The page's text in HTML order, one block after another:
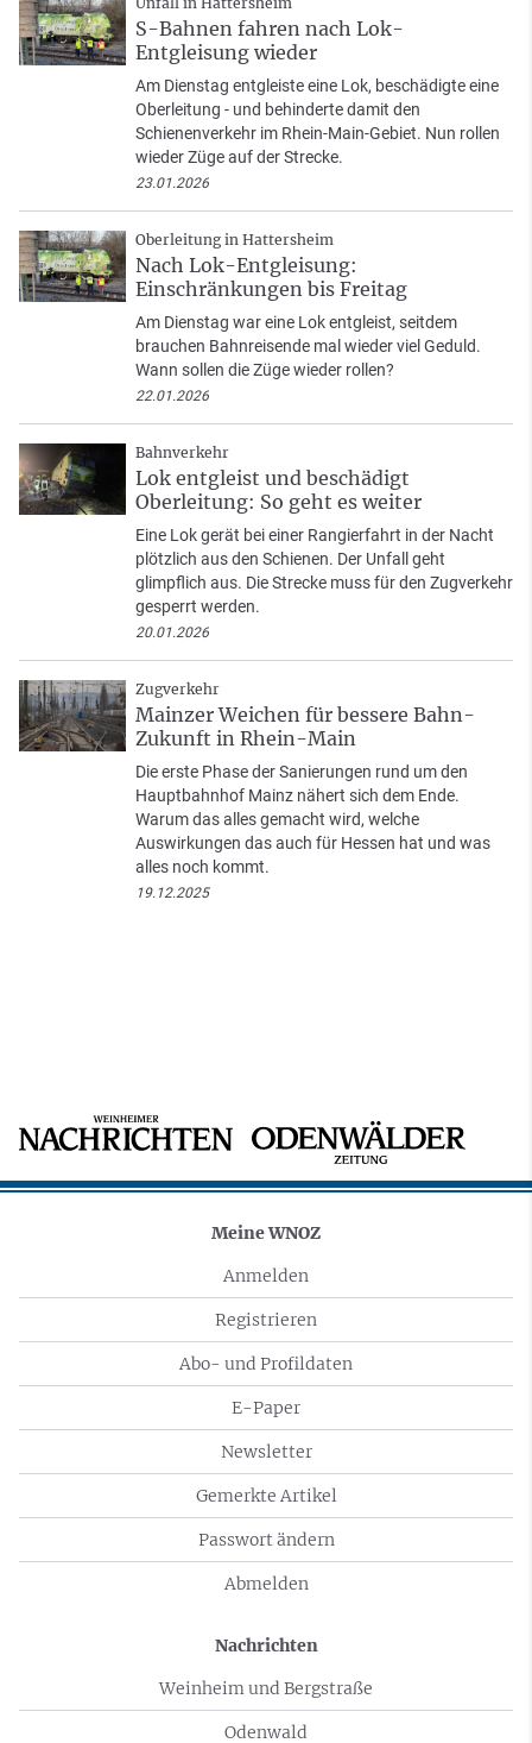
S-Bahnen fahren nach Lok-
Entgleisung wieder
Am Dienstag entgleiste eine Lok, beschädigte eine
Oberleitung - und behinderte damit den
Schienenverkehr im Rhein-Main-Gebiet. Nun rollen
wieder Züge auf der Strecke.
23.01.2026
Oberleitung in Hattersheim
Nach Lok-Entgleisung:
Einschränkungen bis Freitag
Am Dienstag war eine Lok entgleist, seitdem
brauchen Bahnreisende mal wieder viel Geduld.
Wann sollen die Züge wieder rollen?
22.01.2026
Bahnverkehr
Lok entgleist und beschädigt
Oberleitung: So geht es weiter
Eine Lok gerät bei einer Rangierfahrt in der Nacht
plötzlich aus den Schienen. Der Unfall geht
glimpflich aus. Die Strecke muss für den Zugverkehr
gesperrt werden.
20.01.2026
Zugverkehr
Mainzer Weichen für bessere Bahn-
Zukunft in Rhein-Main
Die erste Phase der Sanierungen rund um den
Hauptbahnhof Mainz nähert sich dem Ende.
Warum das alles gemacht wird, welche
Auswirkungen das auch für Hessen hat und was
alles noch kommt.
19.12.2025
Meine WNOZ
Anmelden
Registrieren
Abo- und Profildaten
E-Paper
Newsletter
Gemerkte Artikel
Passwort ändern
Abmelden
Nachrichten
Weinheim und Bergstraße
Odenwald